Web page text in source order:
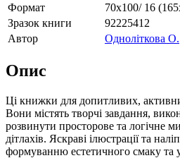
Формат
70х100/ 16
Зразок книги
92225412
Автор
Одноліткова О.
Опис
Ці книжки для допитливих,
Вони містять творчі завдання,
розвинути просторове та логічне
дітлахів. Яскраві ілюстрації та
формуванню естетичного смаку та